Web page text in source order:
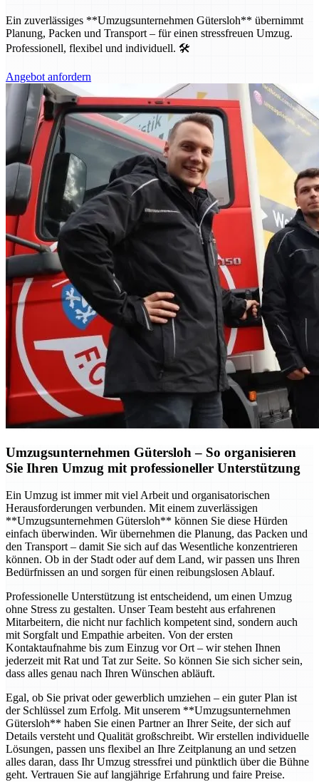
Ein zuverlässiges **Umzugsunternehmen Gütersloh** übernimmt
Planung, Packen und Transport – für einen stressfreuen Umzug.
Professionell, flexibel und individuell. 🛠️
Angebot anfordern
Umzugsunternehmen Gütersloh – So organisieren
Sie Ihren Umzug mit professioneller Unterstützung
Ein Umzug ist immer mit viel Arbeit und organisatorischen
Herausforderungen verbunden. Mit einem zuverlässigen
**Umzugsunternehmen Gütersloh** können Sie diese Hürden
einfach überwinden. Wir übernehmen die Planung, das Packen und
den Transport – damit Sie sich auf das Wesentliche konzentrieren
können. Ob in der Stadt oder auf dem Land, wir passen uns Ihren
Bedürfnissen an und sorgen für einen reibungslosen Ablauf.
Professionelle Unterstützung ist entscheidend, um einen Umzug
ohne Stress zu gestalten. Unser Team besteht aus erfahrenen
Mitarbeitern, die nicht nur fachlich kompetent sind, sondern auch
mit Sorgfalt und Empathie arbeiten. Von der ersten
Kontaktaufnahme bis zum Einzug vor Ort – wir stehen Ihnen
jederzeit mit Rat und Tat zur Seite. So können Sie sich sicher sein,
dass alles genau nach Ihren Wünschen abläuft.
Egal, ob Sie privat oder gewerblich umziehen – ein guter Plan ist
der Schlüssel zum Erfolg. Mit unserem **Umzugsunternehmen
Gütersloh** haben Sie einen Partner an Ihrer Seite, der sich auf
Details versteht und Qualität großschreibt. Wir erstellen individuelle
Lösungen, passen uns flexibel an Ihre Zeitplanung an und setzen
alles daran, dass Ihr Umzug stressfrei und pünktlich über die Bühne
geht. Vertrauen Sie auf langjährige Erfahrung und faire Preise.